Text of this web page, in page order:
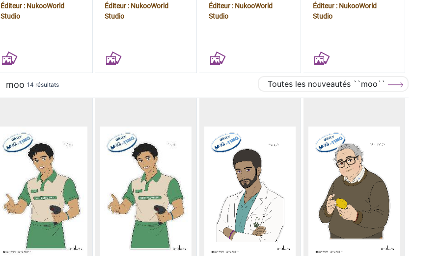
Éditeur : NukooWorld
Studio
Éditeur : NukooWorld
Studio
Éditeur : NukooWorld
Studio
Éditeur : NukooWorld
Studio
moo 14 résultats Toutes les nouveautés ``moo``